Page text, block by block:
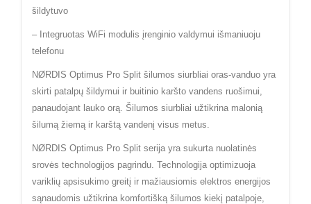
šildytuvo
– Integruotas WiFi modulis įrenginio valdymui išmaniuoju
telefonu
NØRDIS Optimus Pro Split šilumos siurbliai oras-vanduo yra
skirti patalpų šildymui ir buitinio karšto vandens ruošimui,
panaudojant lauko orą. Šilumos siurbliai užtikrina malonią
šilumą žiemą ir karštą vandenį visus metus.
NØRDIS Optimus Pro Split serija yra sukurta nuolatinės
srovės technologijos pagrindu. Technologija optimizuoja
variklių apsisukimo greitį ir mažiausiomis elektros energijos
sąnaudomis užtikrina komfortišką šilumos kiekį patalpoje,